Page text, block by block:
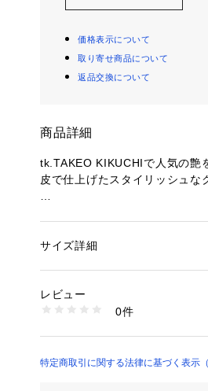
価格表示について
取り寄せ商品について
返品交換について
商品詳細
tk.TAKEO KIKUCHIで人気の艶
皮で仕上げたスタイリッシュな
ビジネスからカジュアルまで幅
※ポケット数：外側×1 内側×3
ベースに、アソビ心とストリー
性別：レディース
商品番号：
P97-01319 （ショップ）
サイズ詳細
レビュー
0件
特定商取引に関する法律に基づく表示